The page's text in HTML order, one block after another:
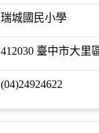
瑞城國民小學
412030 臺中市大里
(04)24924622